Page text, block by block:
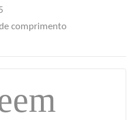
comprimento